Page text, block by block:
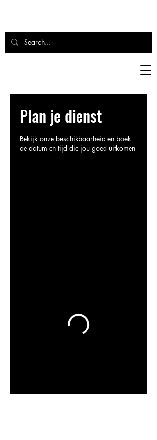
Plan je dienst
Bekijk onze beschikbaarheid en boek
de datum en tijd die jou goed uitkomen